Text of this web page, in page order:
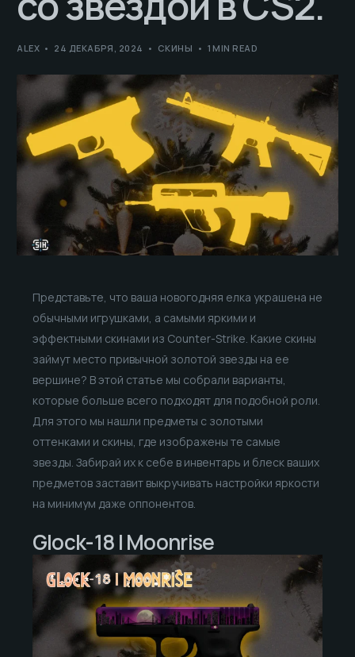
ALEX 24 ДЕКАБРЯ, 2024 СКИНЫ 1 MIN READ
Представьте, что ваша новогодняя елка украшена не
обычными игрушками, а самыми яркими и
эффектными скинами из Counter-Strike. Какие скины
займут место привычной золотой звезды на ее
вершине? В этой статье мы собрали варианты,
которые больше всего подходят для подобной роли.
Для этого мы нашли предметы с золотыми
оттенками и скины, где изображены те самые
звезды. Забирай их к себе в инвентарь и блеск ваших
предметов заставит выкручивать настройки яркости
на минимум даже оппонентов.
Glock-18 | Moonrise